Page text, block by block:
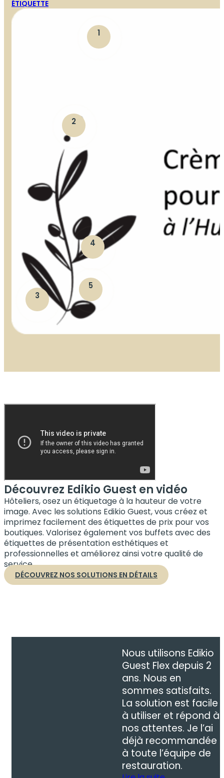
ÉTIQUETTE
1
2
3
4
5
Découvrez Edikio Guest en vidéo
Hôteliers, osez un étiquetage à la hauteur de votre
image. Avec les solutions Edikio Guest, vous créez et
imprimez facilement des étiquettes de prix pour vos
boutiques. Valorisez également vos buffets avec des
étiquettes de présentation esthétiques et
professionnelles et améliorez ainsi votre qualité de
service
DÉCOUVREZ NOS SOLUTIONS EN DÉTAILS
Nous utilisons Edikio
Guest Flex depuis 2
ans. Nous en
sommes satisfaits.
La solution est facile
à utiliser et répond à
nos attentes. Je l’ai
déjà recommandée
à toute l’équipe de
restauration.